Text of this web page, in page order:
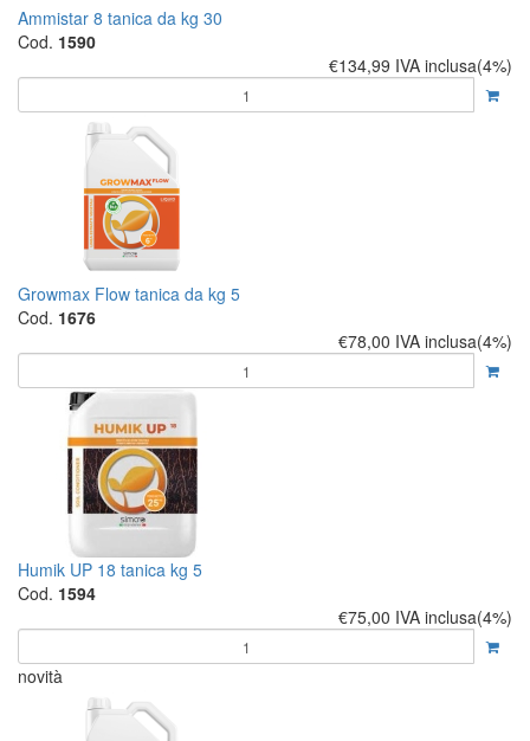
Ammistar 8 tanica da kg 30
Cod. 1590
€134,99 IVA inclusa(4%)
Growmax Flow tanica da kg 5
Cod. 1676
€78,00 IVA inclusa(4%)
Humik UP 18 tanica kg 5
Cod. 1594
€75,00 IVA inclusa(4%)
novità